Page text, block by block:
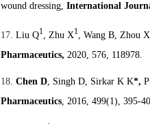
wound dressing, International
17. Liu Q1, Zhu X1, Wang B, Zhou
Pharmaceutics, 2020, 576, 118978.
18. Chen D, Singh D, Sirkar K K*,
Pharmaceutics, 2016, 499(1), 395-